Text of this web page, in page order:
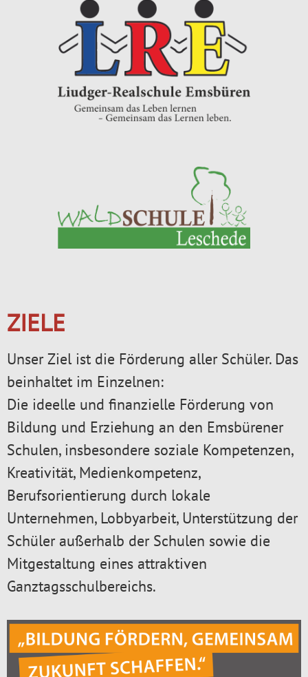
ZIELE
Unser Ziel ist die Förderung aller Schüler. Das
beinhaltet im Einzelnen:
Die ideelle und finanzielle Förderung von
Bildung und Erziehung an den Emsbürener
Schulen, insbesondere soziale Kompetenzen,
Kreativität, Medienkompetenz,
Berufsorientierung durch lokale
Unternehmen, Lobbyarbeit, Unterstützung der
Schüler außerhalb der Schulen sowie die
Mitgestaltung eines attraktiven
Ganztagsschulbereichs.